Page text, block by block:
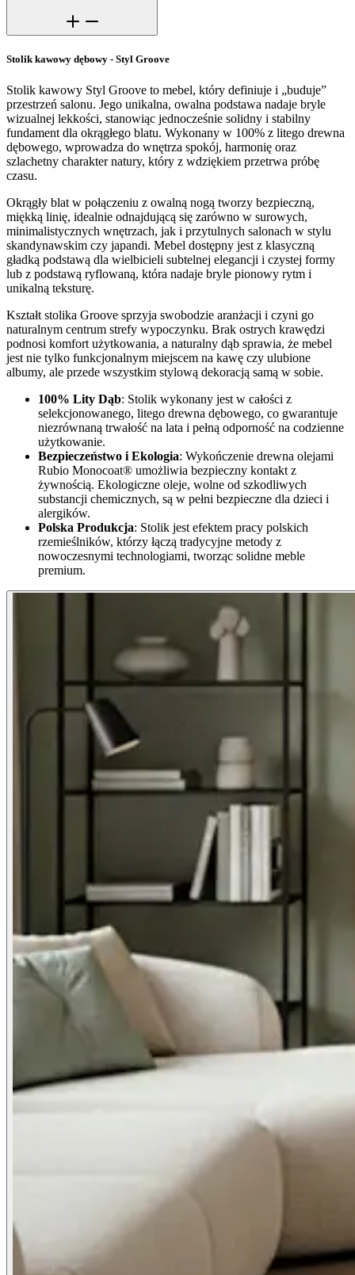
Stolik kawowy dębowy - Styl Groove
Stolik kawowy Styl Groove to mebel, który definiuje i „buduje”
przestrzeń salonu. Jego unikalna, owalna podstawa nadaje bryle
wizualnej lekkości, stanowiąc jednocześnie solidny i stabilny
fundament dla okrągłego blatu. Wykonany w 100% z litego drewna
dębowego, wprowadza do wnętrza spokój, harmonię oraz
szlachetny charakter natury, który z wdziękiem przetrwa próbę
czasu.
Okrągły blat w połączeniu z owalną nogą tworzy bezpieczną,
miękką linię, idealnie odnajdującą się zarówno w surowych,
minimalistycznych wnętrzach, jak i przytulnych salonach w stylu
skandynawskim czy japandi. Mebel dostępny jest z klasyczną
gładką podstawą dla wielbicieli subtelnej elegancji i czystej formy
lub z podstawą ryflowaną, która nadaje bryle pionowy rytm i
unikalną teksturę.
Kształt stolika Groove sprzyja swobodzie aranżacji i czyni go
naturalnym centrum strefy wypoczynku. Brak ostrych krawędzi
podnosi komfort użytkowania, a naturalny dąb sprawia, że mebel
jest nie tylko funkcjonalnym miejscem na kawę czy ulubione
albumy, ale przede wszystkim stylową dekoracją samą w sobie.
100% Lity Dąb: Stolik wykonany jest w całości z
selekcjonowanego, litego drewna dębowego, co gwarantuje
niezrównaną trwałość na lata i pełną odporność na codzienne
użytkowanie.
Bezpieczeństwo i Ekologia: Wykończenie drewna olejami
Rubio Monocoat® umożliwia bezpieczny kontakt z
żywnością. Ekologiczne oleje, wolne od szkodliwych
substancji chemicznych, są w pełni bezpieczne dla dzieci i
alergików.
Polska Produkcja: Stolik jest efektem pracy polskich
rzemieślników, którzy łączą tradycyjne metody z
nowoczesnymi technologiami, tworząc solidne meble
premium.